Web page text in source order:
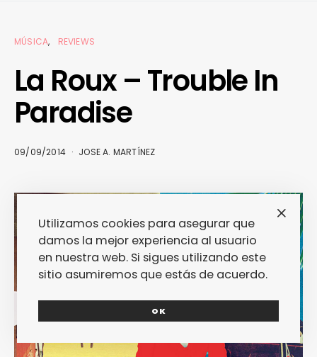
MÚSICA REVIEWS
La Roux – Trouble In
Paradise
09/09/2014 JOSE A. MARTÍNEZ
Utilizamos cookies para asegurar que
damos la mejor experiencia al usuario
en nuestra web. Si sigues utilizando este
sitio asumiremos que estás de acuerdo.
OK